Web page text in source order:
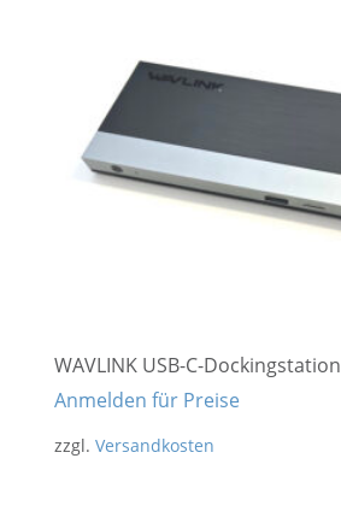
WAVLINK USB-C-Dockingstation
Anmelden für Preise
zzgl. Versandkosten